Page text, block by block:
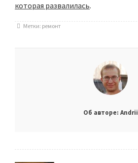
которая развалилась.
Метки: ремонт
Об авторе: Andrii